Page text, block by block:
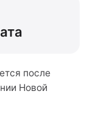
после
Новой